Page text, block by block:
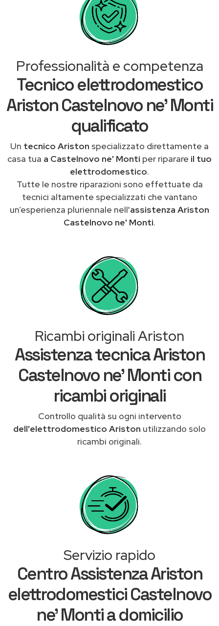
Professionalità e competenza
Tecnico elettrodomestico
Ariston Castelnovo ne' Monti
qualificato
Un tecnico Ariston specializzato direttamente a
casa tua a Castelnovo ne' Monti per riparare il tuo
elettrodomestico.
Tutte le nostre riparazioni sono effettuate da
tecnici altamente specializzati che vantano
un’esperienza pluriennale nell'assistenza Ariston
Castelnovo ne' Monti.
Ricambi originali Ariston
Assistenza tecnica Ariston
Castelnovo ne' Monti con
ricambi originali
Controllo qualità su ogni intervento
dell'elettrodomestico Ariston utilizzando solo
ricambi originali.
Servizio rapido
Centro Assistenza Ariston
elettrodomestici Castelnovo
ne' Monti a domicilio